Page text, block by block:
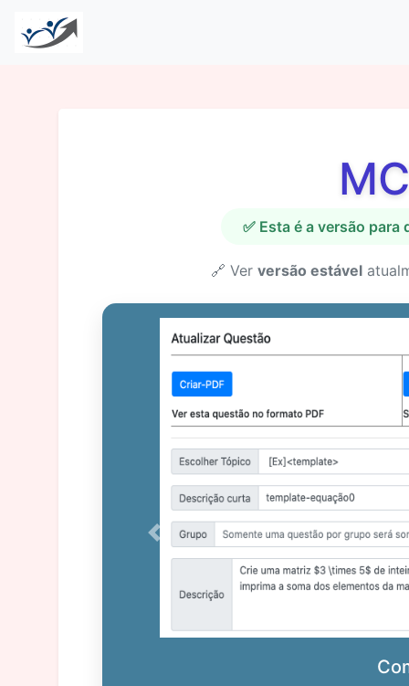
✅ Esta é a versão
🔗 Ver versão estável
Previous